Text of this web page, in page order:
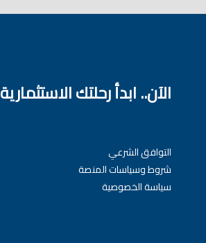
الآن.. ابدأ رحلتك الاستثمارية
التوافق الشرعي
شروط وسياسات المنصة
سياسة الخصوصية